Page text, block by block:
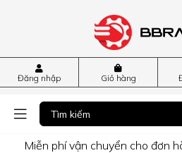
Đăng nhập Giỏ hàng
Miễn phí vận chuyển cho đơn